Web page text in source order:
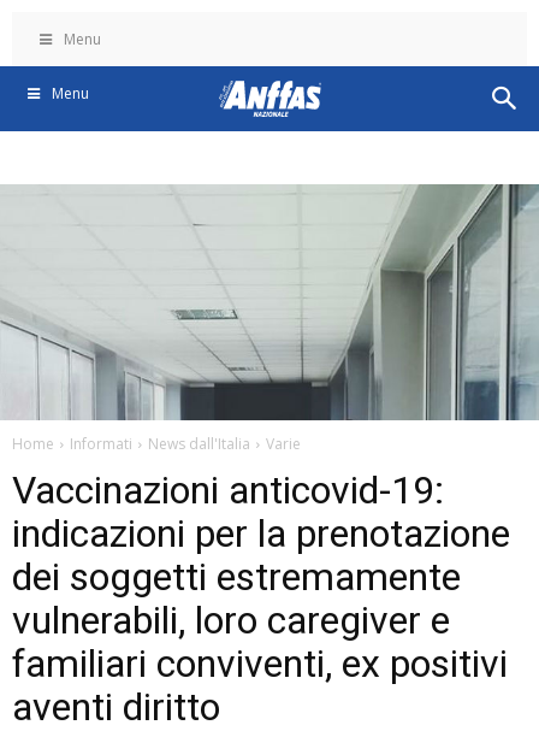
Menu
Menu
Home Informati News dall'Italia Varie
Vaccinazioni anticovid-19:
indicazioni per la prenotazione
dei soggetti estremamente
vulnerabili, loro caregiver e
familiari conviventi, ex positivi
aventi diritto